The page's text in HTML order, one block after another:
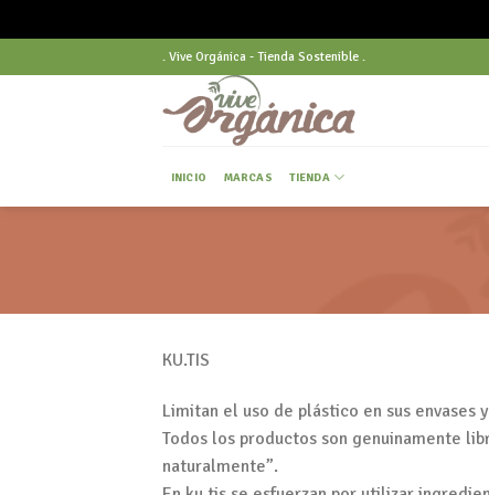
to
. Vive Orgánica - Tienda Sostenible .
INICIO MARCAS TIENDA
KU.TIS
Limitan el uso de plástico en sus
Todos los productos son genuinamente
naturalmente”.